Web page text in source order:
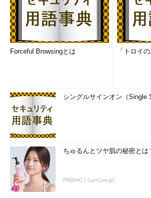
Forceful Browsingとは 「トロイ
シングルサインオン（Single
ちゅるんとツヤ肌の秘密とは
PR(DHC｜CanCam.jp)